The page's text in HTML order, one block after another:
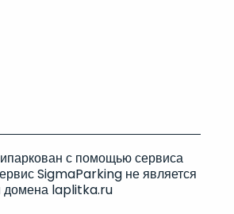
с помощью сервиса
SigmaParking не является
домена laplitka.ru